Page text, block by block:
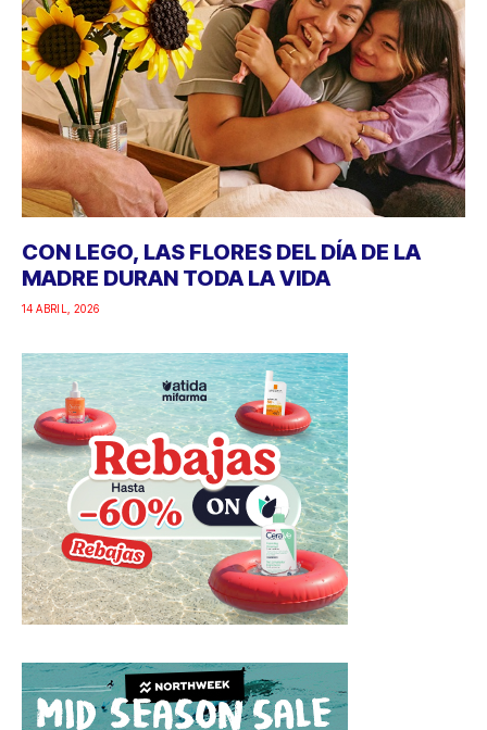
CON LEGO, LAS FLORES DEL DÍA DE LA
MADRE DURAN TODA LA VIDA
14 ABRIL, 2026